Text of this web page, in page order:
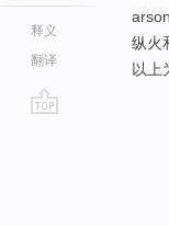
释义
翻译
纵火
以上